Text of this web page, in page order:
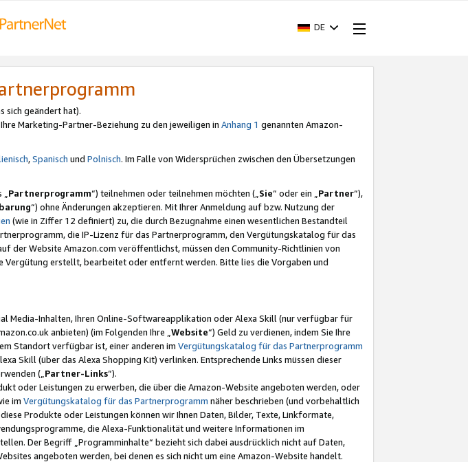
DE
sich geändert hat).
Ihre Marketing-Partner-Beziehung zu den jeweiligen in Anhang 1 genannten Amazon-
,Spanisch und Polnisch. Im Falle von Widersprüchen zwischen den Übersetzungen
„Partnerprogramm“) teilnehmen oder teilnehmen möchten („Sie“ oder ein „Partner“),
“) ohne Änderungen akzeptieren. Mit Ihrer Anmeldung auf bzw. Nutzung der
(wie in Ziffer 12 definiert) zu, die durch Bezugnahme einen wesentlichen Bestandteil
die IP-Lizenz für das Partnerprogramm, den Vergütungskatalog für das
der Website Amazon.com veröffentlichst, müssen den Community-Richtlinien von
Vergütung erstellt, bearbeitet oder entfernt werden. Bitte lies die Vorgaben und
Media-Inhalten, Ihren Online-Softwareapplikation oder Alexa Skill (nur verfügbar für
anbieten) (im Folgenden Ihre „ Website“) Geld zu verdienen, indem Sie Ihre
Standort verfügbar ist, einer anderen im Vergütungskatalog für das Partnerprogramm
Skill (über das Alexa Shopping Kit) verlinken. Entsprechende Links müssen dieser
(„ Partner-Links“).
oder Leistungen zu erwerben, die über die Amazon-Website angeboten werden, oder
im Vergütungskatalog für das Partnerprogramm näher beschrieben (und vorbehaltlich
Produkte oder Leistungen können wir Ihnen Daten, Bilder, Texte, Linkformate,
die Alexa-Funktionalität und weitere Informationen im
Der Begriff „Programminhalte“ bezieht sich dabei ausdrücklich nicht auf Daten,
angeboten werden, bei denen es sich nicht um eine Amazon-Website handelt.